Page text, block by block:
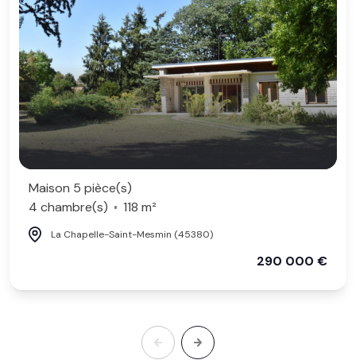
Maison 5 pièce(s)
4 chambre(s)
118 m²
La Chapelle-Saint-Mesmin (45380)
290 000 €